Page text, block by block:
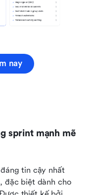
nay
sprint mạnh mẽ
tin cậy nhất
đặc biệt dành cho